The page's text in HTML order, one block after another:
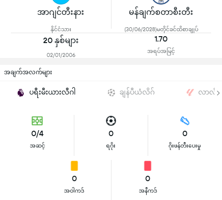
အာဂျင်တီးနား
နိုင်ငံသား
မန်ချက်စတာစီးတီး
(30/06/2028)မတိုင်ခင်ထိစာချုပ်
20 နှစ်များ
02/01/2006
1.70
အရပ်အမြင့်
အချက်အလက်များ
ပရီးမီးယားလီဂါ ချန်ပီယံလိဂ် လာလီဂ
0/4
အဆင့်
0
ရဂိုး
0
ဂိုးဖန်တီးပေးမှု
0
အဝါကဒ်
0
အနီကဒ်